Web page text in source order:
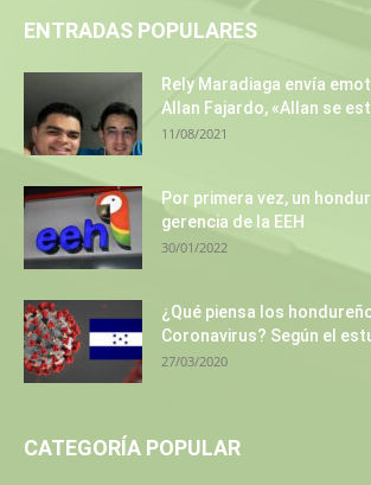
ENTRADAS POPULARES
Rely Maradiaga envía
Allan Fajardo, «Allan se
11/08/2021
Por primera vez, un
gerencia de la EEH
30/01/2022
¿Qué piensa los
Coronavirus? Según el
27/03/2020
CATEGORÍA POPULAR